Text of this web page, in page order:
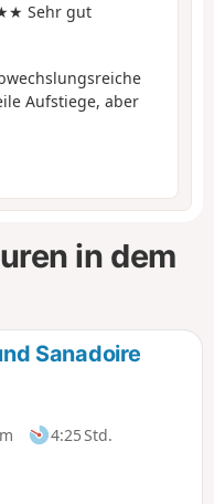
Sehr gut
Aufstiege, aber
in dem
Sanadoire
4:25 Std.